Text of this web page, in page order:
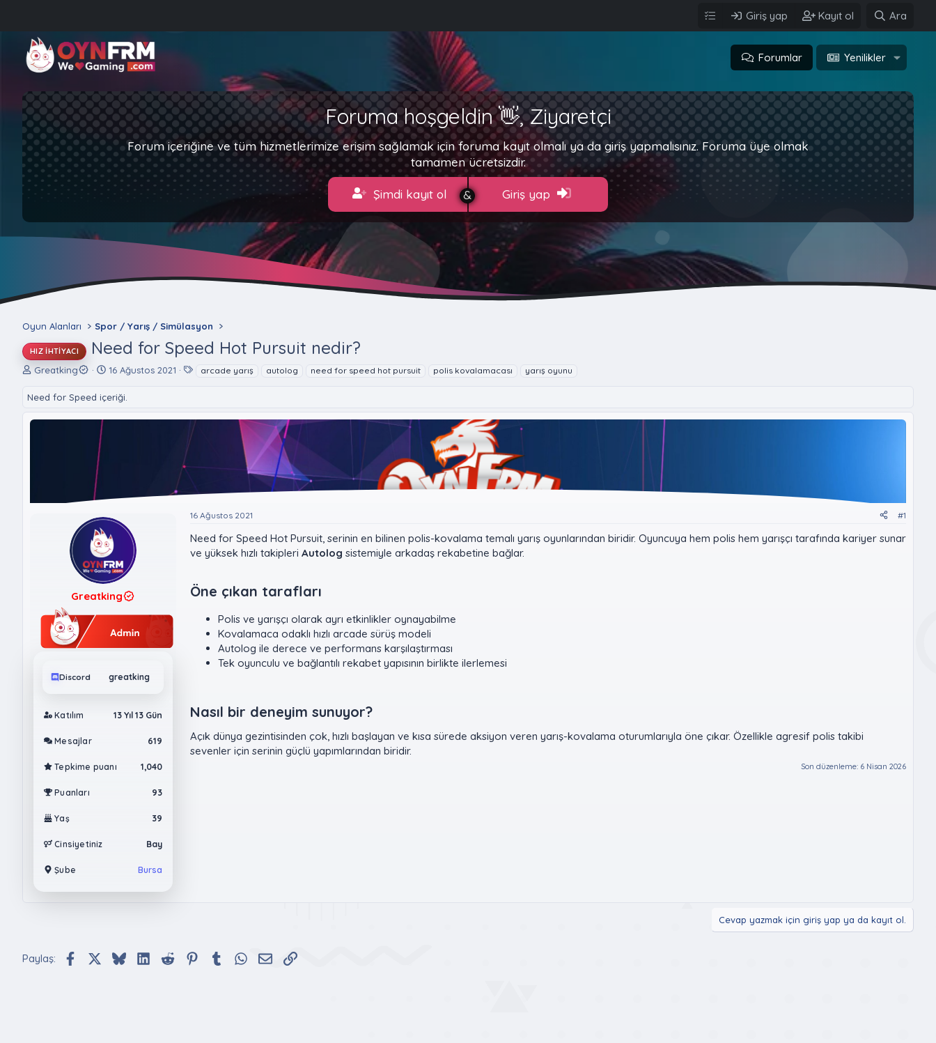
Giriş yap Kayıt ol Ara
Forumlar Yenilikler
Foruma hoşgeldin 👋, Ziyaretçi
Forum içeriğine ve tüm hizmetlerimize erişim sağlamak için foruma kayıt olmalı ya da giriş yapmalısınız. Foruma üye olmak
tamamen ücretsizdir.
Şimdi kayıt ol Giriş yap
Oyun Alanları Spor / Yarış / Simülasyon
HIZ İHTIYACI Need for Speed Hot Pursuit nedir?
K
n
y
Greatking
B
ş
a
i
h
i
16 Ağustos 2021
e
r
arcade yarış autolog need for speed hot pursuit polis kovalamacası yarış oyunu
Need for Speed içeriği.
Greatking
Discord greatking
Katılım 13 Yıl 13 Gün
Mesajlar 619
Tepkime puanı 1,040
Puanları 93
Yaş 39
Cinsiyetiniz Bay
Şube Bursa
16 Ağustos 2021 #1
Need for Speed Hot Pursuit, serinin en bilinen polis-kovalama temalı yarış oyunlarından biridir. Oyuncuya hem polis hem yarışçı tarafında kariyer sunar
ve yüksek hızlı takipleri Autolog sistemiyle arkadaş rekabetine bağlar.
Öne çıkan tarafları​
Polis ve yarışçı olarak ayrı etkinlikler oynayabilme
Kovalamaca odaklı hızlı arcade sürüş modeli
Autolog ile derece ve performans karşılaştırması
Tek oyunculu ve bağlantılı rekabet yapısının birlikte ilerlemesi
Nasıl bir deneyim sunuyor?​
Açık dünya gezintisinden çok, hızlı başlayan ve kısa sürede aksiyon veren yarış-kovalama oturumlarıyla öne çıkar. Özellikle agresif polis takibi
sevenler için serinin güçlü yapımlarından biridir.
Son düzenleme: 6 Nisan 2026
Cevap yazmak için giriş yap ya da kayıt ol.
Paylaş: FacebookX (Twitter)
BlueskyLinkedIn
Reddit Pinterest
Tumblr WhatsApp
E-postaBağlantı